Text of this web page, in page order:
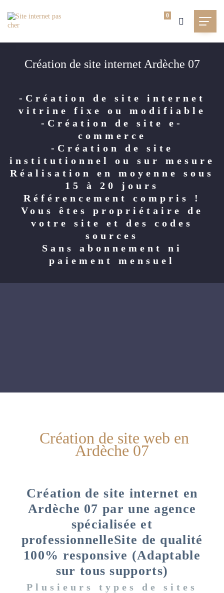
0
Création de site internet Ardèche 07
-Création de site internet
vitrine fixe ou modifiable
-Création de site e-
commerce
-Création de site
institutionnel ou sur mesure
Réalisation en moyenne sous
15 à 20 jours
Référencement compris !
Vous êtes propriétaire de
votre site et des codes
sources
Sans abonnement ni
paiement mensuel
Création de site web en
Ardèche 07
Création de site internet en
Ardèche 07 par une agence
spécialisée et
professionnelleSite de qualité
100% responsive (Adaptable
sur tous supports)
Plusieurs types de sites